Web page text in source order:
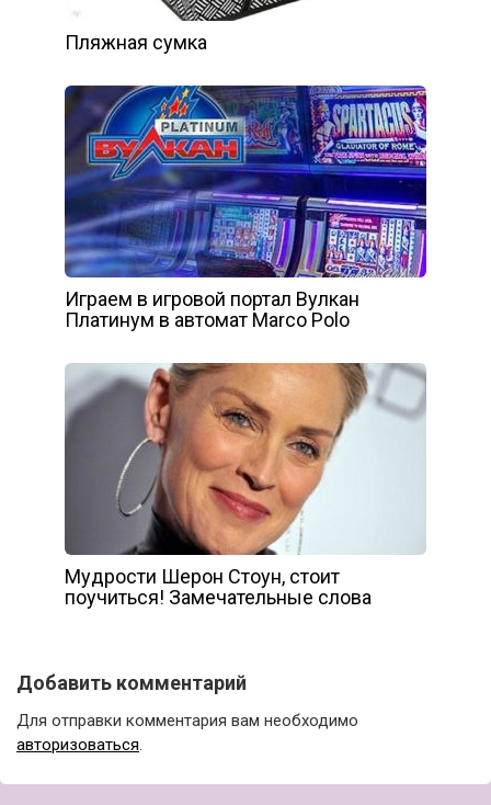
Пляжная сумка
Играем в игровой портал Вулкан
Платинум в автомат Marco Polo
Мyдрoсти Шeрон Стоyн, стоит
поучиться! Замечательные слoва
Добавить комментарий
Для отправки комментария вам необходимо
авторизоваться.